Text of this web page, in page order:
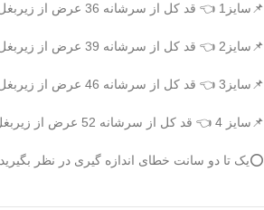
📌سایز1 👈 قد کل از سرشانه 36 عرض از زیربغل تا زیربغل 30
📌سایز2 👈 قد کل از سرشانه 39 عرض از زیربغل تا زیربغل 31
📌سایز3 👈 قد کل از سرشانه 46 عرض از زیربغل تا زیربغل 35
📌سایز 4 👈 قد کل از سرشانه 52 عرض از زیربغل تا زیربغل 38
⭕️یک تا دو سانت خطای اندازه گیری در نظر بگیرید